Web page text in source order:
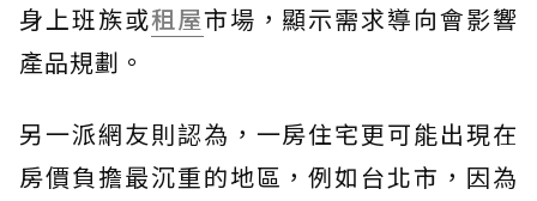
身上班族或租屋市場，顯示需求導向會影響
產品規劃。
另一派網友則認為，一房住宅更可能出現在
房價負擔最沉重的地區，例如台北市，因為